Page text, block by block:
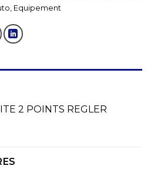
Equipement
2 POINTS REGLER